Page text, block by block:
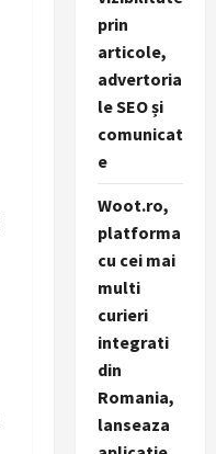
prin
articole,
advertoria
le SEO și
comunicat
e
Woot.ro,
platforma
cu cei mai
multi
curieri
integrati
din
Romania,
lanseaza